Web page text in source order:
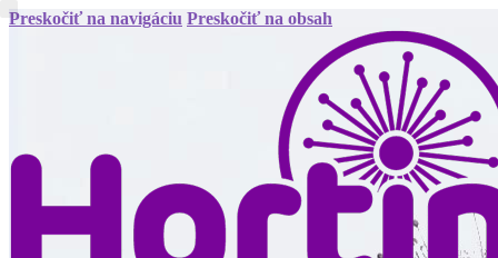
Preskočiť na navigáciu Preskočiť na obsah